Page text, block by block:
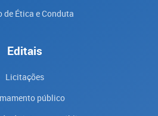
de Ética e Conduta
Editais
Licitações
público